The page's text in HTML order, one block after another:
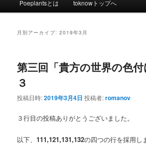
Poeplantsとは toknowトップへ
月別アーカイブ:2019年3月
第三回「貴方の世界の色付
３
投稿日時:2019年3月4日 投稿者:romanov
３行目の投稿ありがとうございました。
以下、111,121,131,132の四つの行を採用し